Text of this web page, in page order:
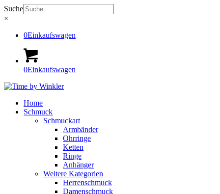
Suche
×
0Einkaufswagen
0Einkaufswagen
Home
Schmuck
Schmuckart
Armbänder
Ohrringe
Ketten
Ringe
Anhänger
Weitere Kategorien
Herrenschmuck
Damenschmuck